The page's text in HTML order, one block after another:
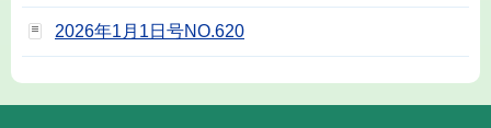
2026年1月1日号NO.620